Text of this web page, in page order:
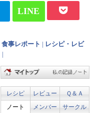
LINE
食事レポート
レシピ・レビ
レシピ レビュー
Ｑ＆Ａ
ノート
メンバー
サークル